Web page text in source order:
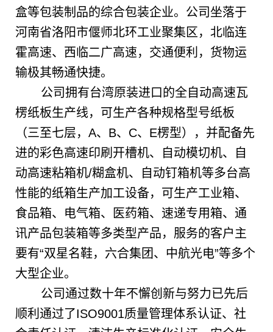
盒等包装制品的综合包装企业。公司坐落于
河南省洛阳市偃师北环工业聚集区，北临连
霍高速、西临二广高速，交通便利，货物运
输极其畅通快捷。
公司拥有台湾原装进口的全自动高速瓦
楞纸板生产线，可生产各种规格型号纸板
（三至七层，A、B、C、E楞型），并配备先
进的彩色高速印刷开槽机、自动模切机、自
动高速粘箱机/糊盒机、自动钉箱机等多台高
性能的纸箱生产加工设备，可生产工业箱、
食品箱、电气箱、医药箱、速递专用箱、通
讯产品包装箱等多类型产品，服务的客户主
要有“双星名鞋，六合集团、中航光电”等多个
大型企业。
公司通过数十年不懈创新与努力已先后
顺利通过了ISO9001质量管理体系认证、社